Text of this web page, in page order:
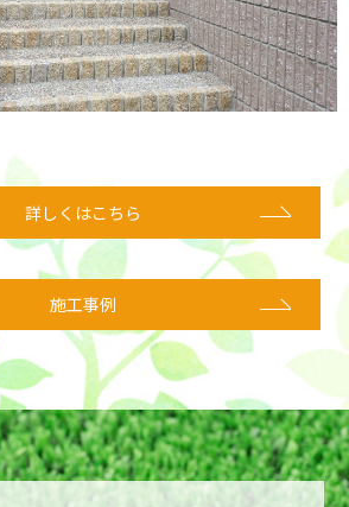
詳しくはこちら
施工事例